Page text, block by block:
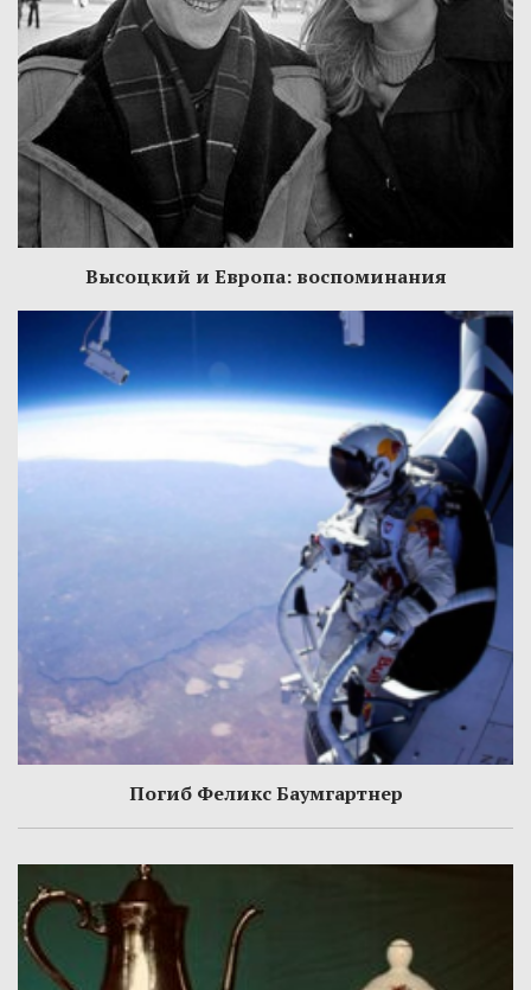
Высоцкий и Европа: воспоминания
Погиб Феликс Баумгартнер